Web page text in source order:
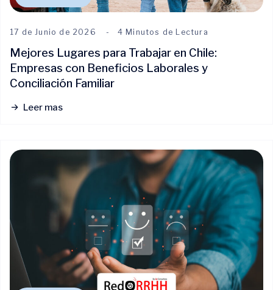
17 de Junio de 2026 4 Minutos de Lectura
Mejores Lugares para Trabajar en Chile:
Empresas con Beneficios Laborales y
Conciliación Familiar
Leer mas